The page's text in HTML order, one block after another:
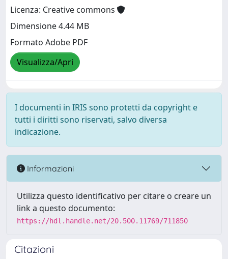
Licenza: Creative commons
Dimensione 4.44 MB
Formato Adobe PDF
Visualizza/Apri
I documenti in IRIS sono protetti da copyright e
tutti i diritti sono riservati, salvo diversa
indicazione.
Informazioni
Utilizza questo identificativo per citare o creare un
link a questo documento:
https://hdl.handle.net/20.500.11769/711850
Citazioni